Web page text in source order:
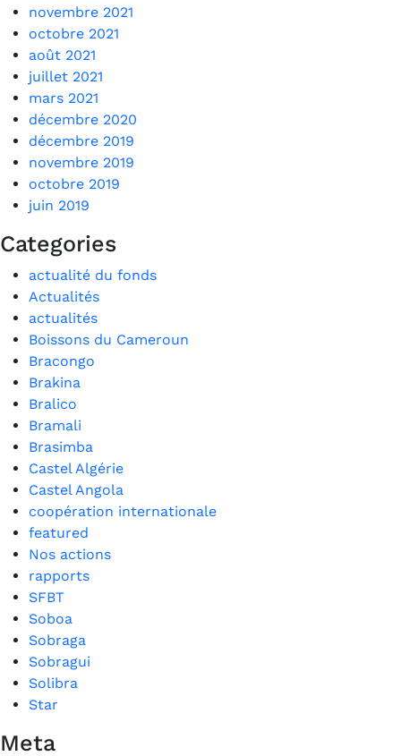
novembre 2021
octobre 2021
août 2021
juillet 2021
mars 2021
décembre 2020
décembre 2019
novembre 2019
octobre 2019
juin 2019
Categories
actualité du fonds
Actualités
actualités
Boissons du Cameroun
Bracongo
Brakina
Bralico
Bramali
Brasimba
Castel Algérie
Castel Angola
coopération internationale
featured
Nos actions
rapports
SFBT
Soboa
Sobraga
Sobragui
Solibra
Star
Meta